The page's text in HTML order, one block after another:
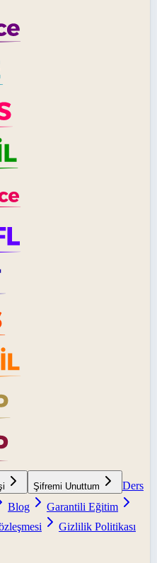
Şifremi Unuttum
Ders
Blog
Garantili Eğitim
Gizlilik Politikası